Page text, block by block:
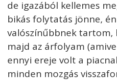
de igazából kellemes
bikás folytatás jönne,
valószínűbbnek
majd az árfolyam
ennyi ereje volt a
minden mozgás